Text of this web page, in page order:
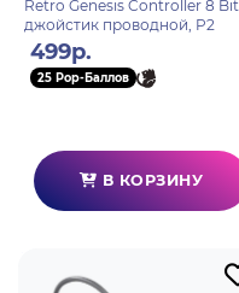
Retro Genesis Controller 8 Bit
джойстик проводной, P2
499р.
25 Pop-Баллов
В КОРЗИНУ